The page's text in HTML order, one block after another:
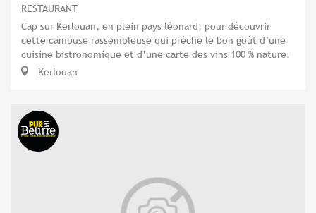
RESTAURANT
Cap sur Kerlouan, en plein pays léonard, pour découvrir
cette cambuse rassembleuse qui prêche le bon goût d’une
cuisine bistronomique et d’une carte des vins 100 % nature.
Kerlouan